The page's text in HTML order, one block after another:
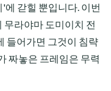
갇힐 뿐입니다. 이번
무라야마 도미이치 전
들어가면 그것이 침략
짜놓은 프레임은 무력